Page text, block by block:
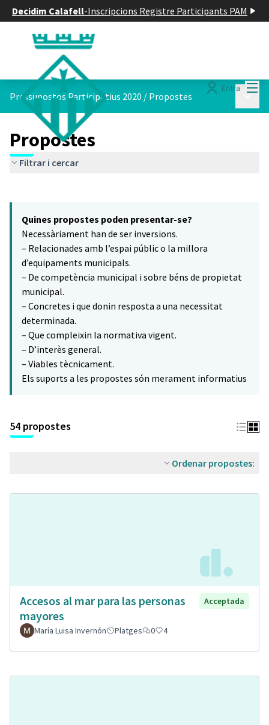
Decidim Calafell-Inscripcions Registre Participants PAM
Entra
Pressupostos Participatius 2020 / Propostes
Propostes
Filtrar i cercar
−
Quines propostes poden presentar-se?
Necessàriament han de ser inversions.
– Relacionades amb l’espai públic o la millora
d’equipaments municipals.
– De competència municipal i sobre béns de propietat
municipal.
– Concretes i que donin resposta a una necessitat
determinada.
– Que compleixin la normativa vigent.
– D’interès general.
– Viables tècnicament.
Els suports a les propostes són merament informatius
54 propostes
Ordenar propostes:
Accesos al mar para las personas
mayores
Acceptada
María Luisa Invernón Platges 0 4